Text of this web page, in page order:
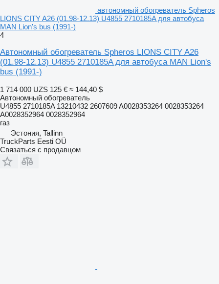
автономный обогреватель Spheros
LIONS CITY A26 (01.98-12.13) U4855 2710185A для автобуса
MAN Lion's bus (1991-)
4
Автономный обогреватель Spheros LIONS CITY A26
(01.98-12.13) U4855 2710185A для автобуса MAN Lion's
bus (1991-)
1 714 000 UZS 125 € ≈ 144,40 $
Автономный обогреватель
U4855 2710185A 13210432 2607609 A0028353264 0028353264
A0028352964 0028352964
газ
Эстония, Tallinn
TruckParts Eesti OÜ
Связаться с продавцом